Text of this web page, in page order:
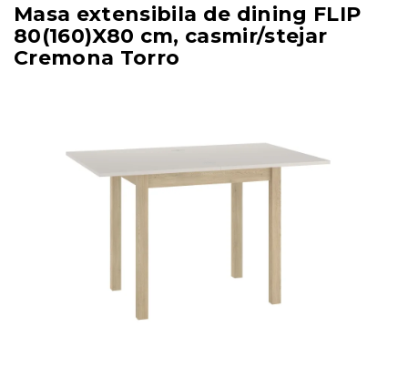
Masa extensibila de dining FLIP
80(160)X80 cm, casmir/stejar
Cremona Torro